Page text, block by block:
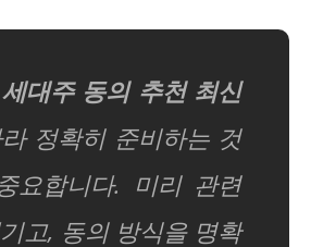
대주 동의 추천 최신
정확히 준비하는 것
요합니다. 미리 관련
고, 동의 방식을 명확